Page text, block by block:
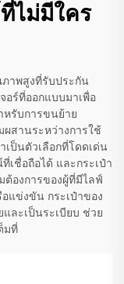
ไม่มีใคร
ภาพสูงที่รับประกัน
อร์ที่ออกแบบมาเพื่อ
หรับการขนย้าย
สานระหว่างการใช้
เป็นตัวเลือกที่โดดเด่น
เชื่อถือได้ และกระเป๋า
ต้องการของผู้ที่มีไลฟ์
แข่งขัน กระเป๋าของ
ละเป็นระเบียบ ช่วย
มที่